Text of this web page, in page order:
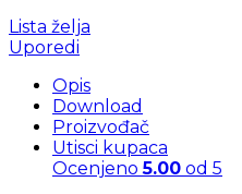
Lista želja
Uporedi
Opis
Download
Proizvođač
Utisci kupaca
Ocenjeno5.00 od 5